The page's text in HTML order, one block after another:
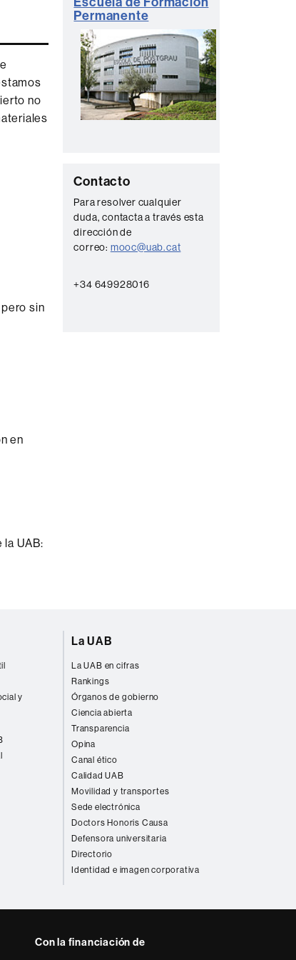
no
sin
en
UAB:
complementaria
o
n
a
c
Permanente
C
o
n
t
c
Contacto
Para resolver cualquier
duda, contacta a través esta
dirección de
correo: mooc@uab.cat
+34 649928016
y
La UAB
La UAB en cifras
Rankings
Órganos de gobierno
Ciencia abierta
Transparencia
Opina
Canal ético
Calidad UAB
Movilidad y transportes
Sede electrónica
Doctors Honoris Causa
Defensora universitaria
Directorio
Identidad e imagen corporativa
Con la financiación de